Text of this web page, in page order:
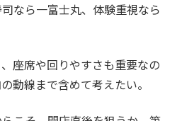
なら一富士丸、体験重視なら
座席や回りやすさも重要なの
動線まで含めて考えたい。